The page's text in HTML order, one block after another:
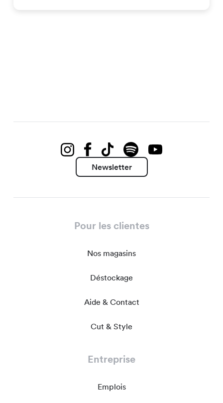
Newsletter
Pour les clientes
Nos magasins
Déstockage
Aide & Contact
Cut & Style
Entreprise
Emplois